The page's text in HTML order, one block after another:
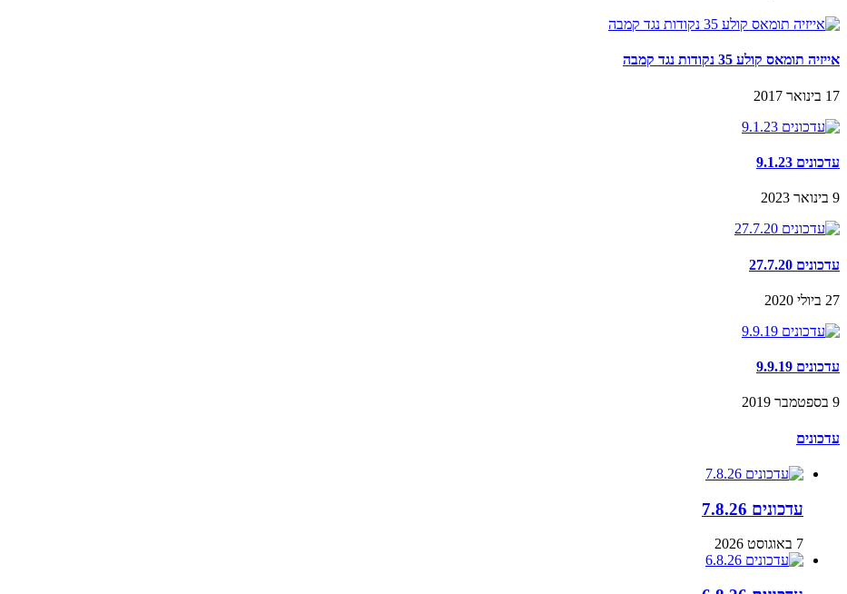
אייזיה תומאס קולע 35 נקודות נגד קמבה
17 בינואר 2017
עדכונים 9.1.23
9 בינואר 2023
עדכונים 27.7.20
27 ביולי 2020
עדכונים 9.9.19
9 בספטמבר 2019
עדכונים
עדכונים 7.8.26
7 באוגוסט 2026